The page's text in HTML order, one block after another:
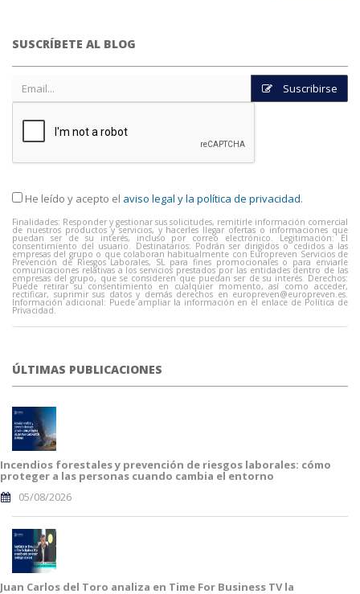
SUSCRÍBETE AL BLOG
Suscribirse
He leído y acepto el aviso legal y la política de privacidad.
Finalidades: Responder y gestionar sus solicitudes, remitirle información comercial
de nuestros productos y servicios, y hacerles llegar ofertas o informaciones que
puedan ser de su interés, incluso por correo electrónico. Legitimación: El
consentimiento del usuario. Destinatarios: Podrán ser dirigidos o cedidos a las
empresas del grupo o que colaboran habitualmente con Europreven Servicios de
Prevención de Riesgos Laborales, SL para fines promocionales o para enviarle
comunicaciones relativas a los servicios prestados por las entidades dentro de las
empresas del grupo, que se consideren que puedan ser de su interés. Derechos:
Puede retirar su consentimiento en cualquier momento, así como acceder,
rectificar, suprimir sus datos y demás derechos en europreven@europreven.es.
Información adicional: Puede ampliar la información en el enlace de Política de
Privacidad.
ÚLTIMAS PUBLICACIONES
Incendios forestales y prevención de riesgos laborales: cómo
proteger a las personas cuando cambia el entorno
05/08/2026
Juan Carlos del Toro analiza en Time For Business TV la